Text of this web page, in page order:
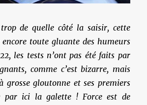
de quelle côté la saisir, cette
encore toute gluante des humeurs
les tests n’ont pas été faits par
comme c’est bizarre, mais
grosse gloutonne et ses premiers
par ici la galette ! Force est de